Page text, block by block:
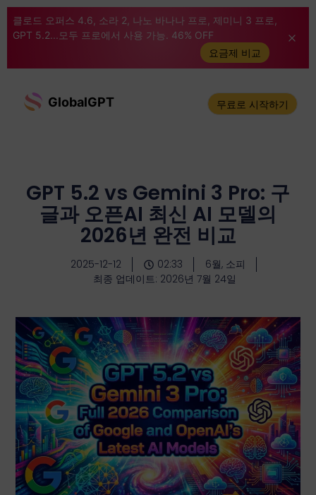
클로드 오퍼스 4.6, 소라 2, 나노 바나나 프로, 제미니 3 프로,
GPT 5.2...모두 프로에서 사용 가능. 46% OFF
요금제 비교
GlobalGPT 무료로 시작하기
GPT 5.2 vs Gemini 3 Pro: 구
글과 오픈AI 최신 AI 모델의
2026년 완전 비교
2025-12-12 02:33
6월, 소피
최종 업데이트: 2026년 7월 24일